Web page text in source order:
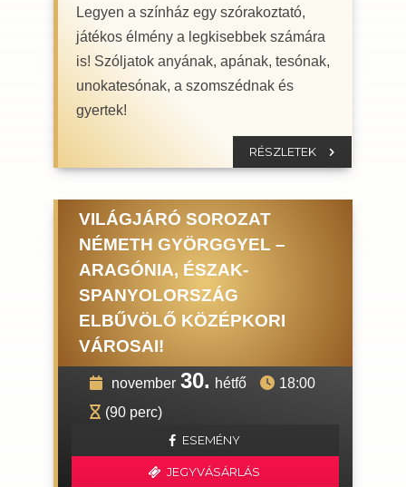
Legyen a színház egy szórakoztató,
játékos élmény a legkisebbek számára
is! Szóljatok anyának, apának, tesónak,
unokatesónak, a szomszédnak és
gyertek!
RÉSZLETEK
VILÁGJÁRÓ SOROZAT
NÉMETH GYÖRGGYEL –
ARAGÓNIA, ÉSZAK-
SPANYOLORSZÁG
ELBŰVÖLŐ KÖZÉPKORI
VÁROSAI!
november 30. hétfő
18:00
(90 perc)
ESEMÉNY
JEGYVÁSÁRLÁS